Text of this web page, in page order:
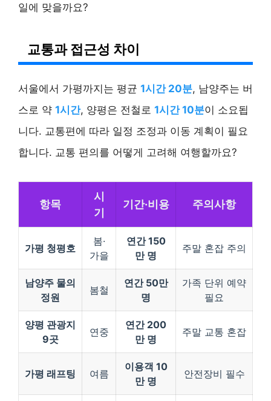
일에 맞을까요?
교통과 접근성 차이
서울에서 가평까지는 평균 1시간 20분, 남양주는 버
스로 약 1시간, 양평은 전철로 1시간 10분이 소요됩
니다. 교통편에 따라 일정 조정과 이동 계획이 필요
합니다. 교통 편의를 어떻게 고려해 여행할까요?
항목
시
기
기간·비용 주의사항
가평 청평호
봄·
가을
연간 150
만 명
주말 혼잡 주의
남양주 물의
정원
봄철
연간 50만
명
가족 단위 예약
필요
양평 관광지
9곳
연중
연간 200
만 명
주말 교통 혼잡
가평 래프팅 여름
이용객 10
만 명
안전장비 필수